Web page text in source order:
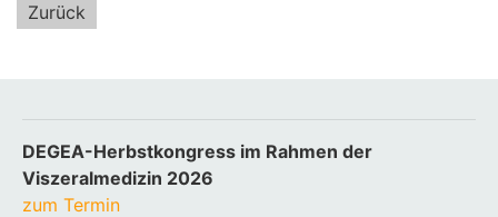
Zurück
DEGEA-Herbstkongress im Rahmen der
Viszeralmedizin 2026
zum Termin